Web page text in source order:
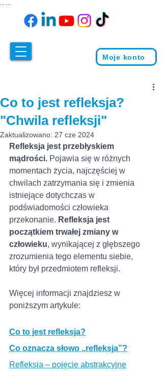
Moje konto
Co to jest refleksja?
"Chwila refleksji"
Zaktualizowano: 27 cze 2024
Refleksja jest przebłyskiem
mądrości. Pojawia się w różnych
momentach życia, najczęściej w
chwilach zatrzymania się i zmienia
istniejące dotychczas w
podświadomości człowieka
przekonanie. Refleksja jest
początkiem trwałej zmiany w
człowieku, wynikającej z głębszego
zrozumienia tego elementu siebie,
który był przedmiotem refleksji.
Więcej informacji znajdziesz w
poniższym artykule:
Co to jest refleksja?
Co oznacza słowo „refleksja”?
Refleksja – pojęcie abstrakcyjne